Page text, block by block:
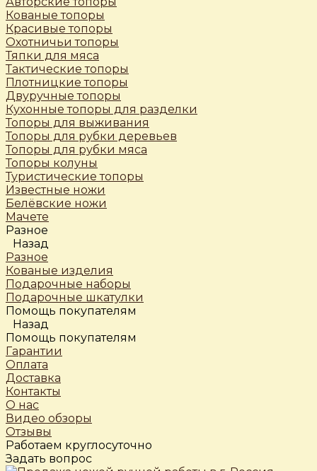
Кованые топоры
Красивые топоры
Охотничьи топоры
Тяпки для мяса
Тактические топоры
Плотницкие топоры
Двуручные топоры
Кухонные топоры для разделки
Топоры для выживания
Топоры для рубки деревьев
Топоры для рубки мяса
Топоры колуны
Туристические топоры
Известные ножи
Белёвские ножи
Мачете
Разное
Назад
Разное
Кованые изделия
Подарочные наборы
Подарочные шкатулки
Помощь покупателям
Назад
Помощь покупателям
Гарантии
Оплата
Доставка
Контакты
О нас
Видео обзоры
Отзывы
Работаем круглосуточно
Задать вопрос